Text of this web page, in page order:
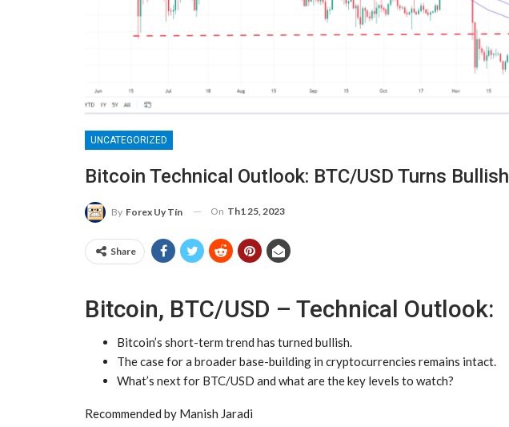
UNCATEGORIZED
Bitcoin Technical Outlook: BTC/USD Turns Bullish
By Forex Uy Tín On Th1 25, 2023
Share
Bitcoin, BTC/USD – Technical Outlook:
Bitcoin’s short-term trend has turned bullish.
The case for a broader base-building in cryptocurrencies remains intact.
What’s next for BTC/USD and what are the key levels to watch?
Recommended by Manish Jaradi